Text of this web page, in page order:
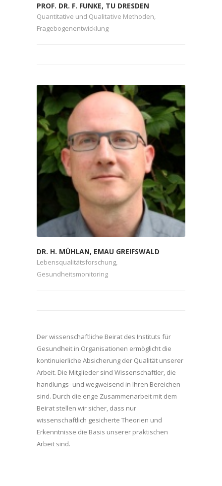
PROF. DR. F. FUNKE, TU DRESDEN
Quantitative und Qualitative Methoden,
Fragebogenentwicklung
DR. H. MÜHLAN, EMAU GREIFSWALD
Lebensqualitätsforschung,
Gesundheitsmonitoring
Der wissenschaftliche Beirat des Instituts für
Gesundheit in Organisationen ermöglicht die
kontinuierliche Absicherung der Qualität unserer
Arbeit. Die Mitglieder sind Wissenschaftler, die
handlungs- und wegweisend in Ihren Bereichen
sind. Durch die enge Zusammenarbeit mit dem
Beirat stellen wir sicher, dass nur
wissenschaftlich gesicherte Theorien und
Erkenntnisse die Basis unserer praktischen
Arbeit sind.